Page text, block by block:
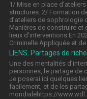
1/ Mise en place
structures. 2/ Formation
d’ateliers de sophrologie
Manières de construire et
lieux d’interventions En
Criminelle Appliquée et
LIENS. Partages de
Une des mentalités
personnes, le partage de
Je poserai ici quelques
facilement, et de les
mondialehttps://